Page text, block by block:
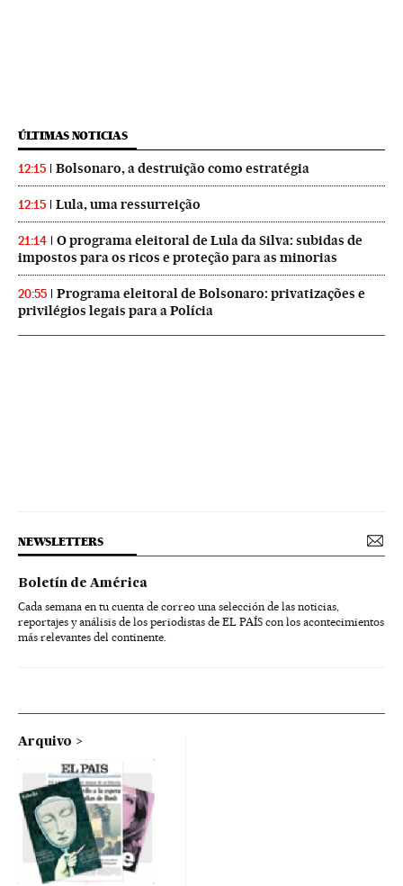
ÚLTIMAS NOTICIAS
12:15 Bolsonaro, a destruição como estratégia
12:15 Lula, uma ressurreição
21:14
O programa eleitoral de Lula da Silva: subidas de
impostos para os ricos e proteção para as minorias
20:55
Programa eleitoral de Bolsonaro: privatizações e
privilégios legais para a Polícia
NEWSLETTERS
Boletín de América
Cada semana en tu cuenta de correo una selección de las noticias,
reportajes y análisis de los periodistas de EL PAÍS con los acontecimientos
más relevantes del continente.
Arquivo